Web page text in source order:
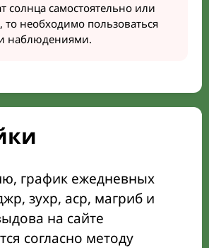
солнца самостоятельно или
то необходимо пользоваться
наблюдениями.
график ежедневных
зухр, аср, магриб и
на сайте
согласно методу